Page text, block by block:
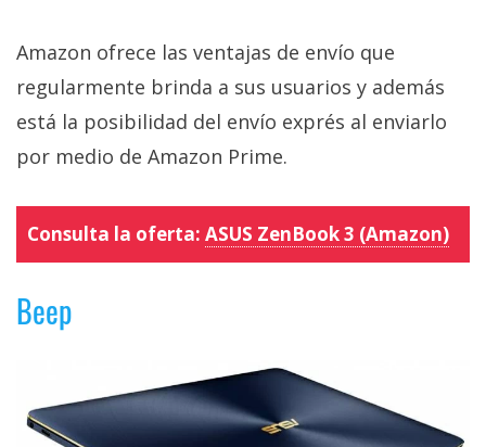
Amazon ofrece las ventajas de envío que
regularmente brinda a sus usuarios y además
está la posibilidad del envío exprés al enviarlo
por medio de Amazon Prime.
Consulta la oferta: ASUS ZenBook 3 (Amazon)
Beep